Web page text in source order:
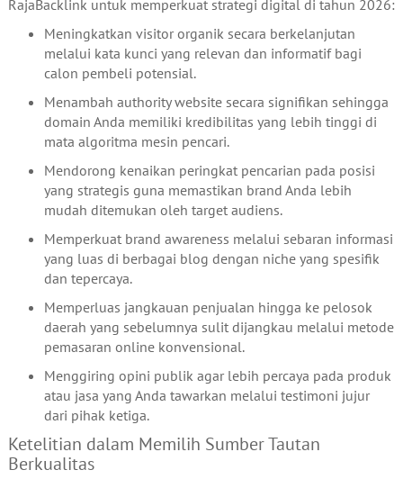
RajaBacklink untuk memperkuat strategi digital di tahun 2026:
Meningkatkan visitor organik secara berkelanjutan
melalui kata kunci yang relevan dan informatif bagi
calon pembeli potensial.
Menambah authority website secara signifikan sehingga
domain Anda memiliki kredibilitas yang lebih tinggi di
mata algoritma mesin pencari.
Mendorong kenaikan peringkat pencarian pada posisi
yang strategis guna memastikan brand Anda lebih
mudah ditemukan oleh target audiens.
Memperkuat brand awareness melalui sebaran informasi
yang luas di berbagai blog dengan niche yang spesifik
dan tepercaya.
Memperluas jangkauan penjualan hingga ke pelosok
daerah yang sebelumnya sulit dijangkau melalui metode
pemasaran online konvensional.
Menggiring opini publik agar lebih percaya pada produk
atau jasa yang Anda tawarkan melalui testimoni jujur
dari pihak ketiga.
Ketelitian dalam Memilih Sumber Tautan
Berkualitas